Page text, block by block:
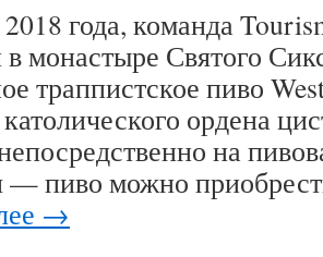
года, команда
монастыре Святого
траппистское пиво
ордена
на
— пиво можно
→